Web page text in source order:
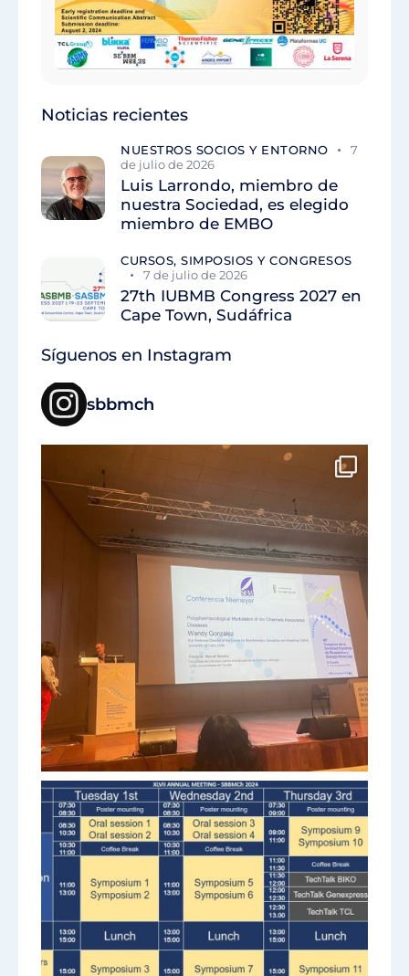
Noticias recientes
NUESTROS SOCIOS Y ENTORNO
7
de julio de 2026
Luis Larrondo, miembro de
nuestra Sociedad, es elegido
miembro de EMBO
CURSOS, SIMPOSIOS Y CONGRESOS
7 de julio de 2026
27th IUBMB Congress 2027 en
Cape Town, Sudáfrica
Síguenos en Instagram
sbbmch